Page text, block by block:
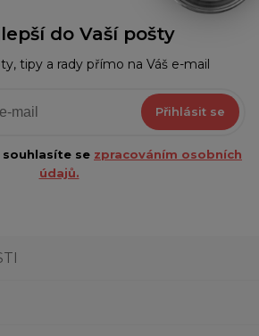
do Vaší pošty
tipy a rady přímo na Váš e-mail
Přihlásit se
se zpracováním osobních
údajů.